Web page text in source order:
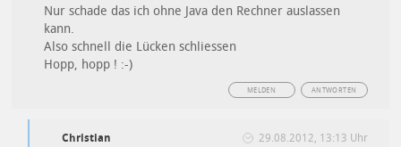
Nur schade das ich ohne Java den Rechner auslassen
kann.
Also schnell die Lücken schliessen
Hopp, hopp ! :-)
ANTWORTEN
MELDEN
Christian 29.08.2012, 13:13 Uhr